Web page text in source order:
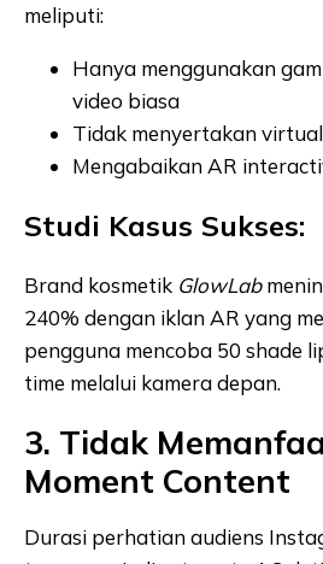
meliputi:
Hanya menggunakan
video biasa
Tidak menyertakan
Mengabaikan AR
Studi Kasus Sukses:
Brand kosmetik GlowLab
240% dengan iklan AR yang
pengguna mencoba 50 shade
time melalui kamera depan.
3. Tidak
Moment Content
Durasi perhatian audiens